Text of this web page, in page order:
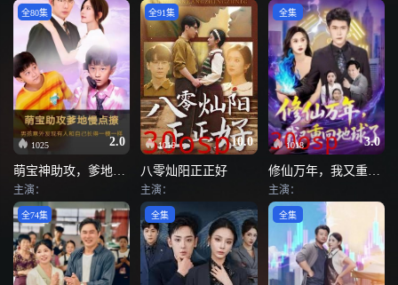
1025 2.0
全80集
主演：
1019 10.0
全91集
八零灿阳正正好
主演：
1018 3.0
全集
修仙万年，我又重回地球了
主演：
全74集 全集 全集